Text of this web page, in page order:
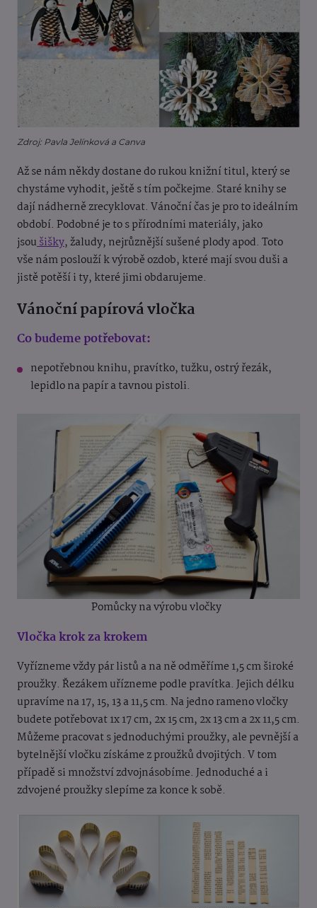
Zdroj: Pavla Jelínková a Canva
Až se nám někdy dostane do rukou knižní titul, který se
chystáme vyhodit, ještě s tím počkejme. Staré knihy se
dají nádherně zrecyklovat. Vánoční čas je pro to ideálním
období. Podobné je to s přírodními materiály, jako
jsoušišky, žaludy, nejrůznější sušené plody apod. Toto
vše nám poslouží k výrobě ozdob, které mají svou duši a
jistě potěší i ty, které jimi obdarujeme.
Vánoční papírová vločka
Co budeme potřebovat:
nepotřebnou knihu, pravítko, tužku, ostrý řezák,
lepidlo na papír a tavnou pistoli.
Pomůcky na výrobu vločky
Vločka krok za krokem
Vyřízneme vždy pár listů a na ně odměříme 1,5 cm široké
proužky. Řezákem uřízneme podle pravítka. Jejich délku
upravíme na 17, 15, 13 a 11,5 cm. Na jedno rameno vločky
budete potřebovat 1x 17 cm, 2x 15 cm, 2x 13 cm a 2x 11,5 cm.
Můžeme pracovat s jednoduchými proužky, ale pevnější a
bytelnější vločku získáme z proužků dvojitých. V tom
případě si množství zdvojnásobíme. Jednoduché a i
zdvojené proužky slepíme za konce k sobě.